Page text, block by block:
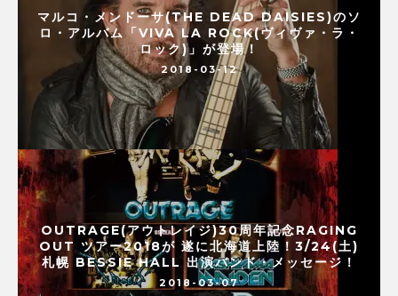
マルコ・メンドーサ(THE DEAD DAISIES)のソ
ロ・アルバム「VIVA LA ROCK(ヴィヴァ・ラ・
ロック)」が登場！
2018-03-12
OUTRAGE(アウトレイジ)30周年記念RAGING
OUT ツアー2018が 遂に北海道上陸！3/24(土)
札幌 BESSIE HALL 出演バンド・メッセージ！
2018-03-07